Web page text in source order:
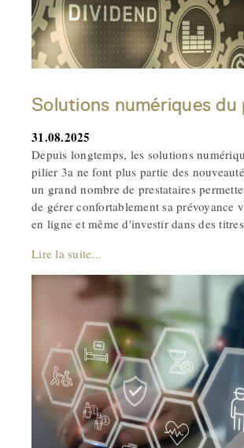
Solutions numériques du
31.08.2025
Depuis longtemps, les solutions
pilier 3a ne font plus partie des
un grand nombre de prestataires
de gérer confortablement sa prévoyance
en ligne et même d'investir dans des
Lire la suite...